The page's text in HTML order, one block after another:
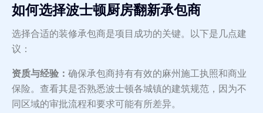
如何选择波士顿厨房翻新承包商
选择合适的装修承包商是项目成功的关键。以下是几点建
议：
资质与经验： 确保承包商持有有效的麻州施工执照和商业
保险。查看其是否熟悉波士顿各城镇的建筑规范，因为不
同区域的审批流程和要求可能有所差异。